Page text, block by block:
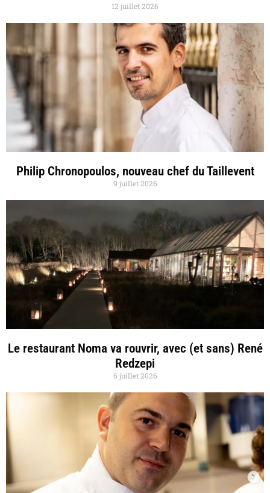
12 juillet 2026
Philip Chronopoulos, nouveau chef du Taillevent
9 juillet 2026
Le restaurant Noma va rouvrir, avec (et sans) René
Redzepi
6 juillet 2026